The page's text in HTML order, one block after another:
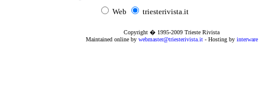
Web triesterivista.it
Copyright � 1995-2009 Trieste Rivista
Maintained online by webmaster@triesterivista.it- Hosting by interware